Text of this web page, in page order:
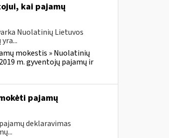
kai pajamų
Nuolatinių Lietuvos
mokestis » Nuolatinių
2019 m. gyventojų pajamų ir
pajamų
deklaravimas